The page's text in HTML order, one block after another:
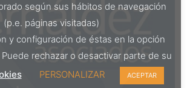
según sus hábitos de navegación
(p.e. páginas visitadas)
y configuración de éstas en la opción
Puede rechazar o desactivar parte de su
PERSONALIZAR ACEPTAR